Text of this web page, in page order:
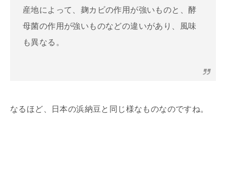
産地によって、麹カビの作用が強いものと、酵
母菌の作用が強いものなどの違いがあり、風味
も異なる。
なるほど、日本の浜納豆と同じ様なものなのですね。